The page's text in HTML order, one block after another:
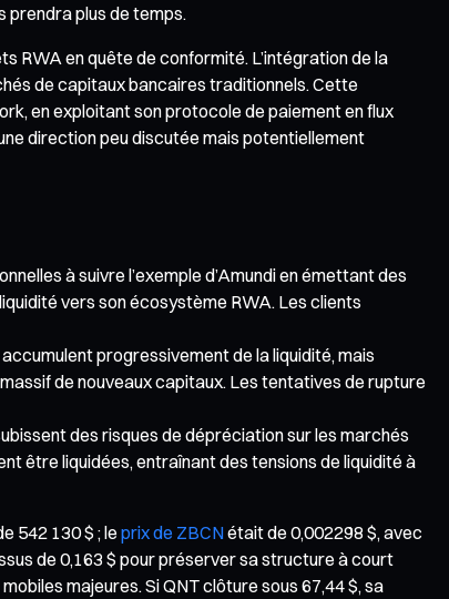
prendra plus de temps.
RWA en quête de conformité. L’intégration de la
de capitaux bancaires traditionnels. Cette
en exploitant son protocole de paiement en flux
direction peu discutée mais potentiellement
à suivre l’exemple d’Amundi en émettant des
vers son écosystème RWA. Les clients
progressivement de la liquidité, mais
de nouveaux capitaux. Les tentatives de rupture
des risques de dépréciation sur les marchés
être liquidées, entraînant des tensions de liquidité à
542 130 $ ; le prix de ZBCNétait de 0,002298 $, avec
de 0,163 $ pour préserver sa structure à court
majeures. Si QNT clôture sous 67,44 $, sa